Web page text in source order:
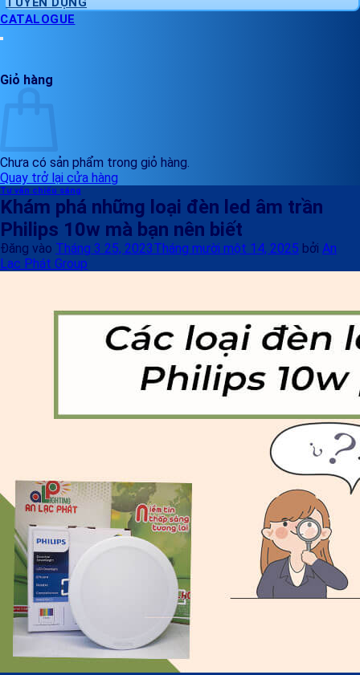
CATALOGUE
Giỏ hàng
Chưa có sản phẩm trong giỏ hàng.
Quay trở lại cửa hàng
Tư vấn chiếu sáng
Khám phá những loại đèn led âm trần
Philips 10w mà bạn nên biết
Đăng vào Tháng 3 25, 2023Tháng mười một 14, 2025 bởi An
Lạc Phát Group